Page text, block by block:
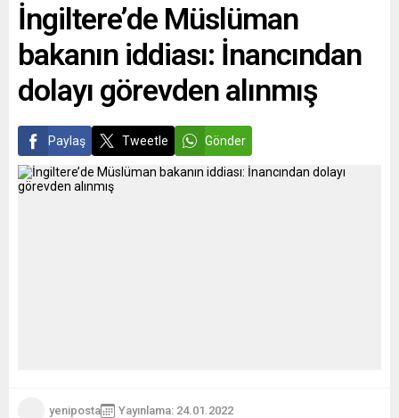
İngiltere’de Müslüman
bakanın iddiası: İnancından
dolayı görevden alınmış
Paylaş Tweetle Gönder
yeniposta
Yayınlama: 24.01.2022